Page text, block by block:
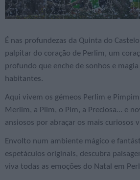
É nas profundezas da Quinta do
palpitar do coração de Perlim, um
profundo que enche de sonhos e
habitantes.
Aqui vivem os gémeos Perlim e
Merlim, a Plim, o Pim, a Preciosa… e
ansiosos por abraçar os mais curiosos
Envolto num ambiente mágico e
espetáculos originais, descubra
viva todas as emoções do Natal em